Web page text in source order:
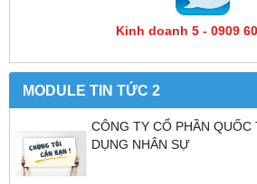
Kinh doanh 5 - 0909
MODULE TIN TỨC 2
CÔNG TY CỔ PHẦN QUỐC
DỤNG NHÂN SỰ